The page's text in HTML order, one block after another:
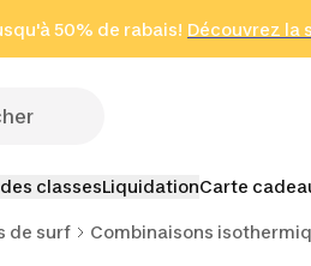
50% de rabais! Découvrez la
Cliquez ici
en seulement 2
(Zones sélectionnées)
classesLiquidationCarte
de surf Combinaisons